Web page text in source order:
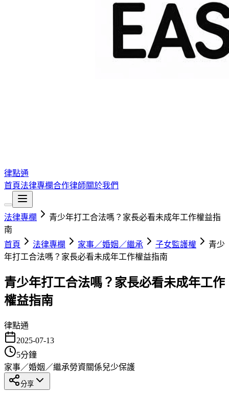
律點通
首頁法律專欄合作律師關於我們
法律專欄
青少年打工合法嗎？家長必看未成年工作權益指
南
首頁
法律專欄 家事／婚姻／繼承 子女監護權
青少
年打工合法嗎？家長必看未成年工作權益指南
青少年打工合法嗎？家長必看未成年工作
權益指南
律點通
2025-07-13
5分鐘
家事／婚姻／繼承勞資關係兒少保護
分享